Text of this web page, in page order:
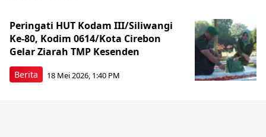
Berita
Peringati HUT Kodam III/Siliwangi
Ke-80, Kodim 0614/Kota Cirebon
Gelar Ziarah TMP Kesenden
18 Mei 2026, 1:40 PM